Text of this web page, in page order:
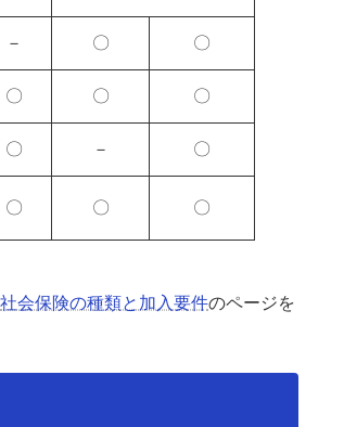
－ 〇 〇
〇 〇 〇
〇 － 〇
〇 〇 〇
社会保険の種類と加入要件のページを